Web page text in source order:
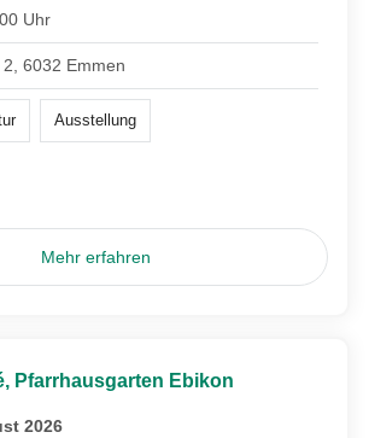
Uhr
6032 Emmen
Ausstellung
Mehr erfahren
Pfarrhausgarten Ebikon
2026